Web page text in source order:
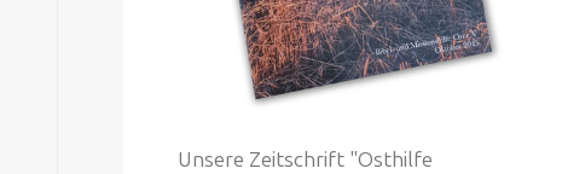
Unsere Zeitschrift "Osthilfe